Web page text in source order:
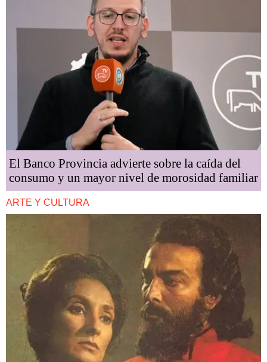
El Banco Provincia advierte sobre la caída del
consumo y un mayor nivel de morosidad familiar
ARTE Y CULTURA